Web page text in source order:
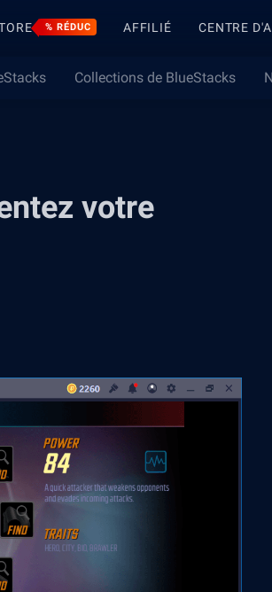
% RÉDUC AFFILIÉ CENTRE
Collections de BlueStacks
votre